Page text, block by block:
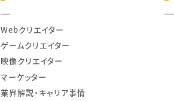
Webクリエイター
ゲームクリエイター
映像クリエイター
マーケッター
業界解説・キャリア事情